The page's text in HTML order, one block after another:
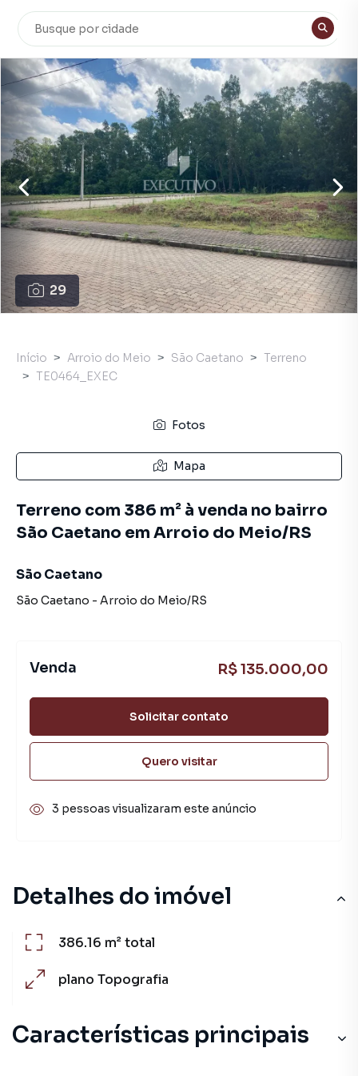
29
Detalhes do imóvel
386.16 m²total
plano Topografia
Características principais
Início Arroio do Meio São Caetano
Terreno
TE0464_EXEC
Fotos
Mapa
Terreno com 386 m² à venda no bairro
São Caetano em Arroio do Meio/RS
São Caetano
São Caetano - Arroio do Meio/RS
Venda R$ 135.000,00
Solicitar contato
Quero visitar
3 pessoas visualizaram este anúncio